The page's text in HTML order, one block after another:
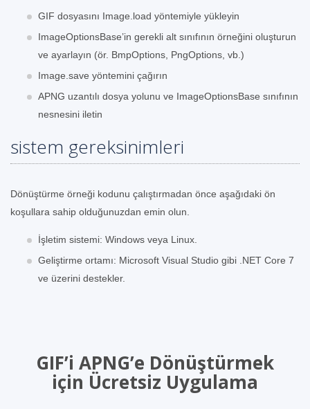
GIF dosyasını Image.load yöntemiyle yükleyin
ImageOptionsBase’in gerekli alt sınıfının örneğini oluşturun
ve ayarlayın (ör. BmpOptions, PngOptions, vb.)
Image.save yöntemini çağırın
APNG uzantılı dosya yolunu ve ImageOptionsBase sınıfının
nesnesini iletin
sistem gereksinimleri
Dönüştürme örneği kodunu çalıştırmadan önce aşağıdaki ön
koşullara sahip olduğunuzdan emin olun.
İşletim sistemi: Windows veya Linux.
Geliştirme ortamı: Microsoft Visual Studio gibi .NET Core 7
ve üzerini destekler.
GIF’i APNG’e Dönüştürmek
için Ücretsiz Uygulama